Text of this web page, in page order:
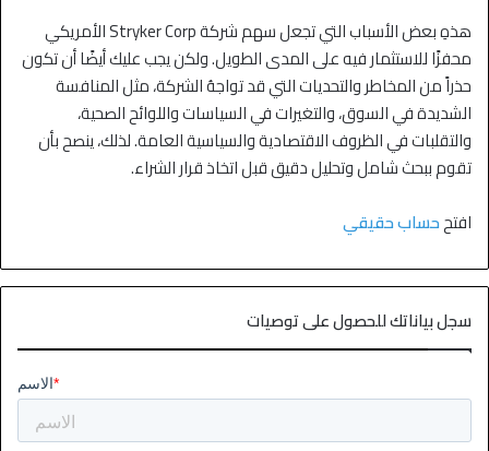
هذهِ بعض الأسباب التي تجعل سهم شركة Stryker Corp الأمريكي
محفزًا للاستثمار فيه على المدى الطويل. ولكن يجب عليك أيضًا أن تكون
حذراً من المخاطر والتحديات التي قد تواجهُ الشركة، مثل المنافسة
الشديدة في السوق، والتغيرات في السياسات واللوائح الصحية،
والتقلبات في الظروف الاقتصادية والسياسية العامة. لذلك، ينصح بأن
تقوم ببحث شامل وتحليل دقيق قبل اتخاذ قرار الشراء.
افتححساب حقيقي
سجل بياناتك للحصول على توصيات